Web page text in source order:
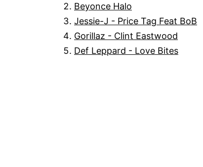
Beyonce Halo
Jessie-J - Price Tag Feat BoB
Gorillaz - Clint Eastwood
Def Leppard - Love Bites